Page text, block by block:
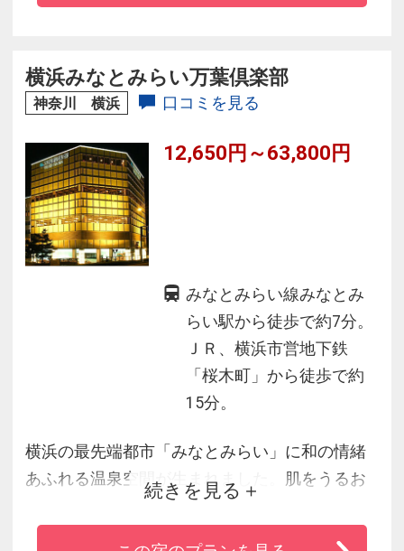
クタワー」など、日本有数の観光名所が徒歩圏
内です。
横浜みなとみらい万葉倶楽部
神奈川 横浜 口コミを見る
12,650円～63,800円
みなとみらい線みなとみ
らい駅から徒歩で約7分。
ＪＲ、横浜市営地下鉄
「桜木町」から徒歩で約
15分。
横浜の最先端都市「みなとみらい」に和の情緒
あふれる温泉空間が生まれました。肌をうるお
し、心と身体を解き放つ、熱海、湯河原温泉の
名湯を毎日運搬。日帰りでも宿泊でも、温泉、
続きを見る